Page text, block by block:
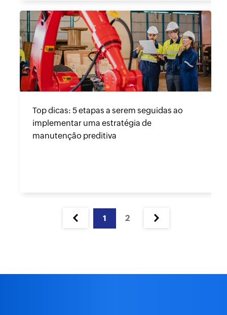
Top dicas: 5 etapas a serem seguidas ao
implementar uma estratégia de
manutenção preditiva
1 2